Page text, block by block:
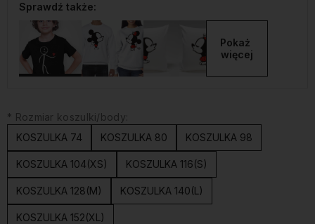
Sprawdź także:
Pokaż
więcej
* Rozmiar koszulki/body:
KOSZULKA 74
KOSZULKA 80 KOSZULKA 98
KOSZULKA 104(XS) KOSZULKA 116(S)
KOSZULKA 128(M) KOSZULKA 140(L)
KOSZULKA 152(XL)